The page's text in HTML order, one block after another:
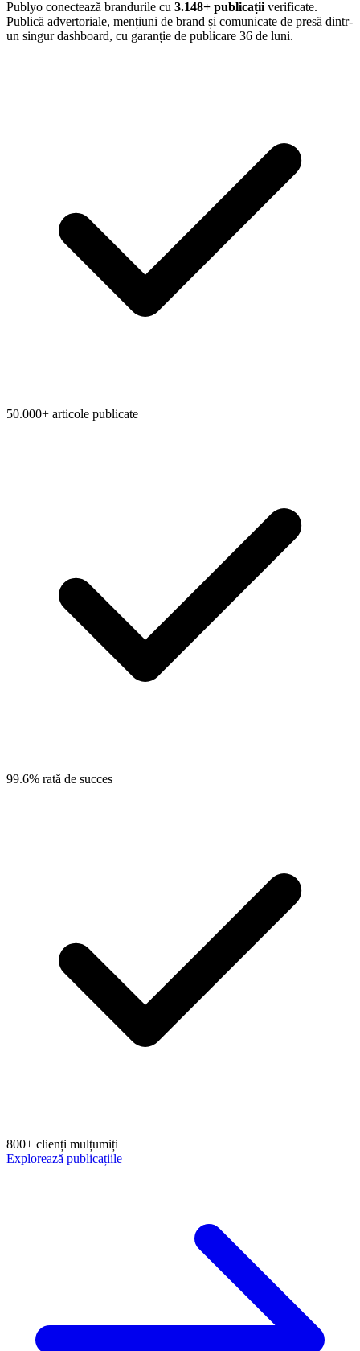
Publyo conectează brandurile cu 3.148+ publicații verificate.
Publică advertoriale, mențiuni de brand și comunicate de presă dintr-
un singur dashboard, cu garanție de publicare 36 de luni.
50.000+ articole publicate
99.6% rată de succes
800+ clienți mulțumiți
Explorează publicațiile